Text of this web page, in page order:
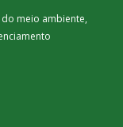
meio ambiente,